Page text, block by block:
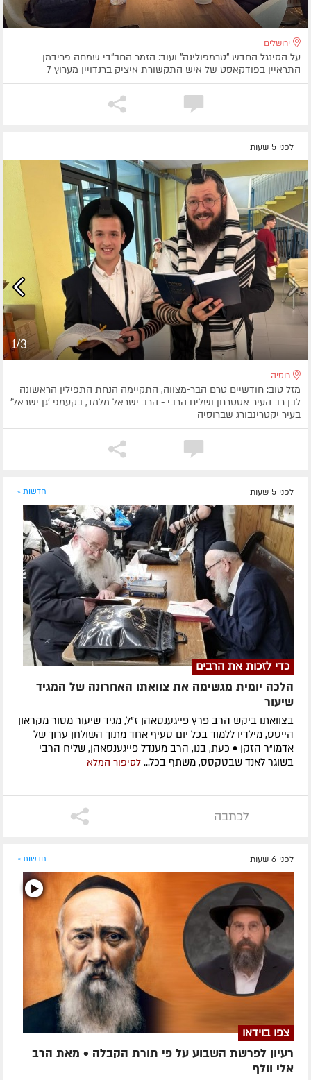
ירושלים
על הסינגל החדש "טרמפולינה" ועוד: הזמר החב"די שמחה פרידמן
התראיין בפודקאסט של איש התקשורת איציק ברנדויין מערוץ 7
לפני 5 שעות
1/3
רוסיה
מזל טוב: חודשיים טרם הבר-מצווה, התקיימה הנחת התפילין הראשונה
לבן רב העיר אסטרחן ושליח הרבי - הרב ישראל מלמד, בקעמפ 'גן ישראל'
בעיר יקטרינבורג שברוסיה
לפני 5 שעות חדשות »
כדי לזכות את הרבים
הלכה יומית מגשימה את צוואתו האחרונה של המגיד
שיעור
בצוואתו ביקש הרב פרץ פייגענסאהן ז”ל, מגיד שיעור מסור מקראון
הייטס, מילדיו ללמוד בכל יום סעיף אחד מתוך השולחן ערוך של
אדמו”ר הזקן • כעת, בנו, הרב מענדל פייגענסאהן, שליח הרבי
בשוגר לאנד שבטקסס, משתף בכל... לסיפור המלא
לכתבה
לפני 6 שעות חדשות »
צפו בוידאו
רעיון לפרשת השבוע על פי תורת הקבלה • מאת הרב
אלי וולף